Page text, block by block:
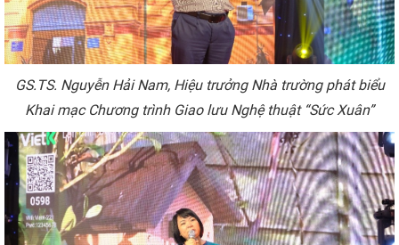
GS.TS. Nguyễn Hải Nam, Hiệu trưởng Nhà trường phát biểu
Khai mạc Chương trìnhGiao lưu Nghệ thuật “Sức Xuân”